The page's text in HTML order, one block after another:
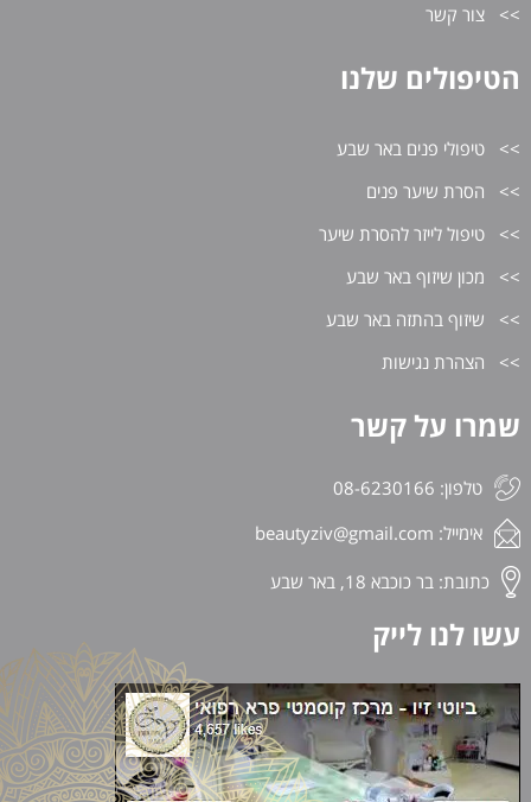
צור קשר
הטיפולים שלנו
טיפולי פנים באר שבע
הסרת שיער פנים
טיפול לייזר להסרת שיער
מכון שיזוף באר שבע
שיזוף בהתזה באר שבע
הצהרת נגישות
שמרו על קשר
טלפון: 08-6230166
אימייל: beautyziv@gmail.com
כתובת: בר כוכבא 18, באר שבע
עשו לנו לייק